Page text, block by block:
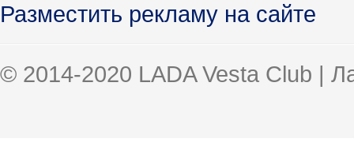
Разместить рекламу на сайте
© 2014-2020 LADA Vesta Club |